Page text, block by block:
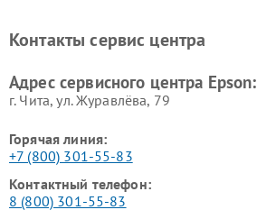
Контакты сервис центра
Адрес сервисного центра Epson:
г. Чита, ул. Журавлёва, 79
Горячая линия:
+7 (800) 301-55-83
Контактный телефон:
8 (800) 301-55-83